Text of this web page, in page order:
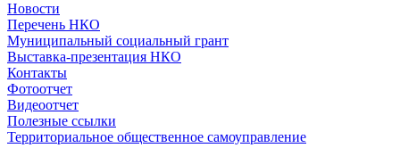
Новости
Перечень НКО
Муниципальный социальный грант
Выставка-презентация НКО
Контакты
Фотоотчет
Видеоотчет
Полезные ссылки
Территориальное общественное самоуправление